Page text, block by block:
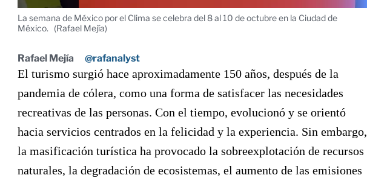
La semana de México por el Clima se celebra del 8 al 10 de octubre en la Ciudad de
México.
(Rafael Mejía)
Rafael Mejía @rafanalyst
El turismo surgió hace aproximadamente 150 años, después de la
pandemia de cólera, como una forma de satisfacer las necesidades
recreativas de las personas. Con el tiempo, evolucionó y se orientó
hacia servicios centrados en la felicidad y la experiencia. Sin embargo,
la masificación turística ha provocado la sobreexplotación de recursos
naturales, la degradación de ecosistemas, el aumento de las emisiones